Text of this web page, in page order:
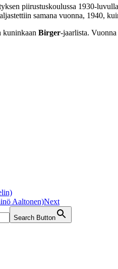
piirustuskoulussa 1930-
samana vuonna, 1940,
kuninkaan Birger-jaarlista.
Aaltonen)Next
Search Button